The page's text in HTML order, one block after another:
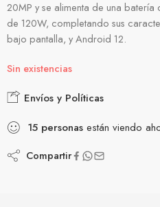
20MP y se alimenta de una
de 120W, completando sus
bajo pantalla, y Android 12.
Sin existencias
Envíos y Políticas
15 personas están viendo
Compartir